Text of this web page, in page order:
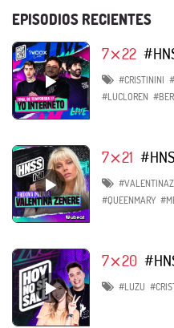
EPISODIOS RECIENTES
7⨯22
#CRISTININI
#LUCLOREN
7⨯21
#QUEENMARY
7⨯20
#LUZU